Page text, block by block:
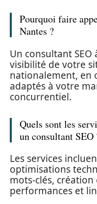
Pourquoi faire
Nantes ?
Un consultant
visibilité de votre
nationalement, en
adaptés à votre
concurrentiel.
Quels sont les
un consultant SEO
Les services
optimisations
mots-clés,
performances et